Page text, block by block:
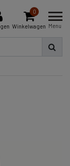
0
Winkelwagen Menu